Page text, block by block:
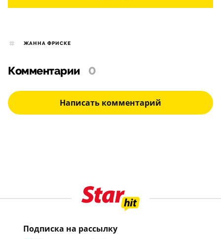
ЖАННА ФРИСКЕ
Комментарии 0
Написать комментарий
Подписка на рассылку